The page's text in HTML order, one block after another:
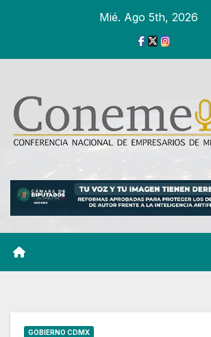
Mié. Ago 5th, 2026
GOBIERNO CDMX